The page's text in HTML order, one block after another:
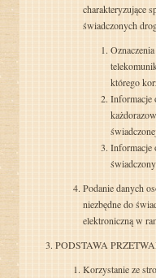
charakteryzujące
świadczonych
którego
Informacje
Informacje
Podanie danych
niezbędne do
elektroniczną w
PODSTAWA
Korzystanie ze